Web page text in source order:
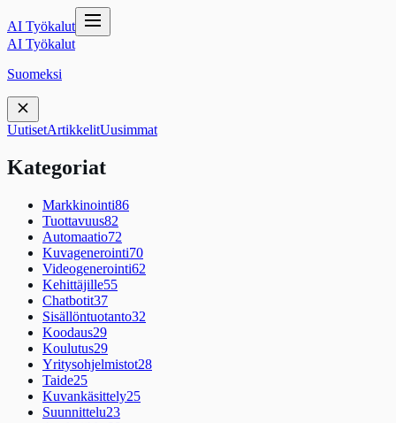
AI Työkalut
AI Työkalut
Suomeksi
UutisetArtikkelitUusimmat
Kategoriat
Markkinointi86
Tuottavuus82
Automaatio72
Kuvagenerointi70
Videogenerointi62
Kehittäjille55
Chatbotit37
Sisällöntuotanto32
Koodaus29
Koulutus29
Yritysohjelmistot28
Taide25
Kuvankäsittely25
Suunnittelu23